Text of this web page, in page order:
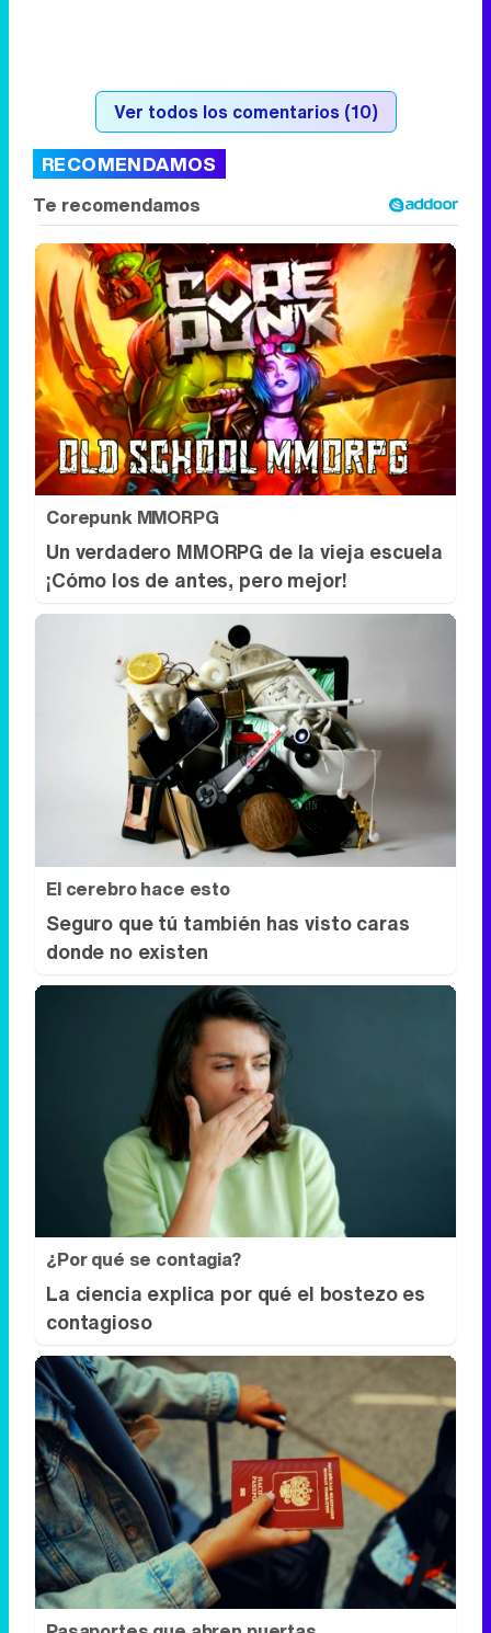
Corepunk MMORPG
Un verdadero MMORPG de la vieja escuela
¡Cómo los de antes, pero mejor!
El cerebro hace esto
Seguro que tú también has visto caras
donde no existen
¿Por qué se contagia?
La ciencia explica por qué el bostezo es
contagioso
Pasaportes que abren puertas
Los pasaportes más poderosos del
mundo, ¿está el tuyo?